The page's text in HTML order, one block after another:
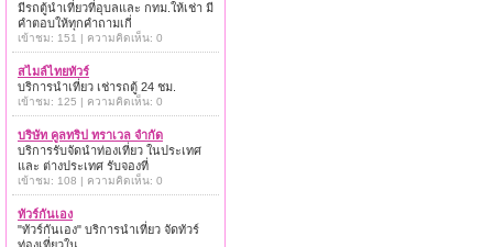
มีรถตู้นำเที่ยวที่อุบลและ กทม.ให้เช่า มี
คำตอบให้ทุกคำถามเกี่
เข้าชม: 151 | ความคิดเห็น: 0
สไมล์ไทยทัวร์
บริการนำเที่ยว เช่ารถตู้ 24 ชม.
เข้าชม: 125 | ความคิดเห็น: 0
บริษัท คูลทริป ทราเวล จำกัด
บริการรับจัดนำท่องเที่ยว ในประเทศ
และ ต่างประเทศ รับจองที่
เข้าชม: 108 | ความคิดเห็น: 0
ทัวร์กันเอง
"ทัวร์กันเอง" บริการนำเที่ยว จัดทัวร์